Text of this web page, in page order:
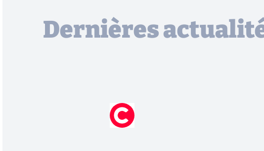
Dernières